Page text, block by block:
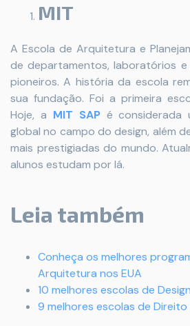
MIT
A Escola de Arquitetura e
de departamentos, laboratórios
pioneiros. A história da escola
sua fundação. Foi a primeira
Hoje, a MIT SAPé considerada
global no campo do design, além
mais prestigiadas do mundo.
alunos estudam por lá.
Leia também
Conheça os melhores
Arquitetura nos EUA
10 melhores escolas de
9 melhores escolas de Direito